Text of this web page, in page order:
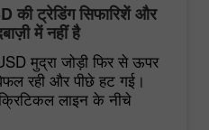
की ट्रेडिंग सिफारिशें और
में नहीं है
मुद्रा जोड़ी फिर से ऊपर
रही और पीछे हट गई।
लाइन के नीचे